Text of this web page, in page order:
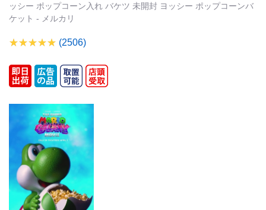
ッシー ポップコーン入れ バケツ 未開封 ヨッシー ポップコーンバ
ケット - メルカリ
(2506)